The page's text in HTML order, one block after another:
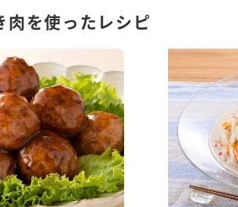
肉を使ったレシピ